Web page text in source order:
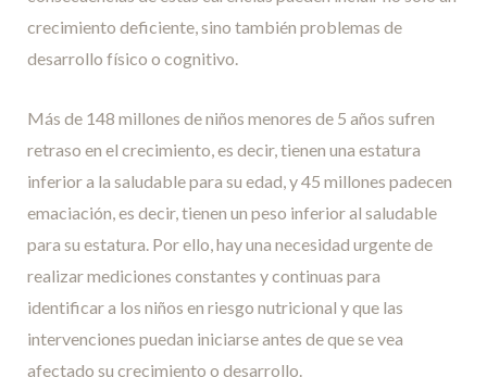
crecimiento deficiente, sino también problemas de
desarrollo físico o cognitivo.
Más de 148 millones de niños menores de 5 años sufren
retraso en el crecimiento, es decir, tienen una estatura
inferior a la saludable para su edad, y 45 millones padecen
emaciación, es decir, tienen un peso inferior al saludable
para su estatura. Por ello, hay una necesidad urgente de
realizar mediciones constantes y continuas para
identificar a los niños en riesgo nutricional y que las
intervenciones puedan iniciarse antes de que se vea
afectado su crecimiento o desarrollo.